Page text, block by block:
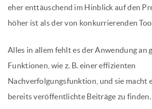
eher enttäuschend im Hinblick auf den
höher ist als der von konkurrierenden
Alles in allem fehlt es der Anwendung an
Funktionen, wie z. B. einer effizienten
Nachverfolgungsfunktion, und sie macht
bereits veröffentlichte Beiträge zu finden.